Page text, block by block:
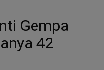
Gempa
42